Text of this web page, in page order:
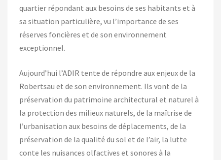
quartier répondant aux besoins de ses habitants et à
sa situation particulière, vu l’importance de ses
réserves foncières et de son environnement
exceptionnel.
Aujourd’hui l’ADIR tente de répondre aux enjeux de la
Robertsau et de son environnement. Ils vont de la
préservation du patrimoine architectural et naturel à
la protection des milieux naturels, de la maîtrise de
l’urbanisation aux besoins de déplacements, de la
préservation de la qualité du sol et de l’air, la lutte
conte les nuisances olfactives et sonores à la